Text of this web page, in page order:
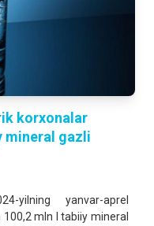
korxonalar
mineral gazli
yilning yanvar-aprel
mln l tabiiy mineral